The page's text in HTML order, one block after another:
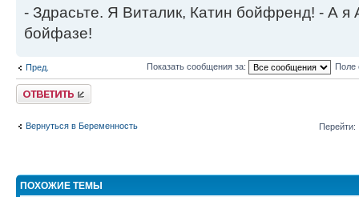
- Здрасьте. Я Виталик, Катин бойфренд! - А я
бойфазе!
Пред. Показать сообщения за: Поле
Ответить
Вернуться в Беременность Перейти:
ПОХОЖИЕ ТЕМЫ